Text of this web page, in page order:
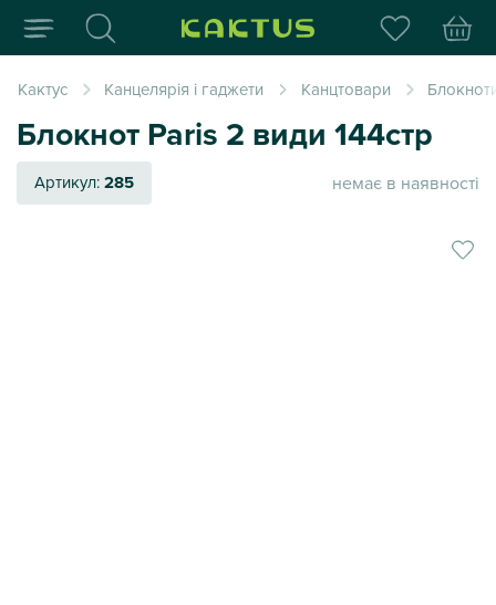
Інтернет-магазин
Кактус Канцелярія і гаджети Канцтовари
Блокнот Paris 2 види 144стр
Артикул:285 немає в наявності